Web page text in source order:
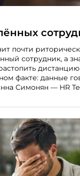
почти
сотрудник, а
факте: данные
Симонян — HR